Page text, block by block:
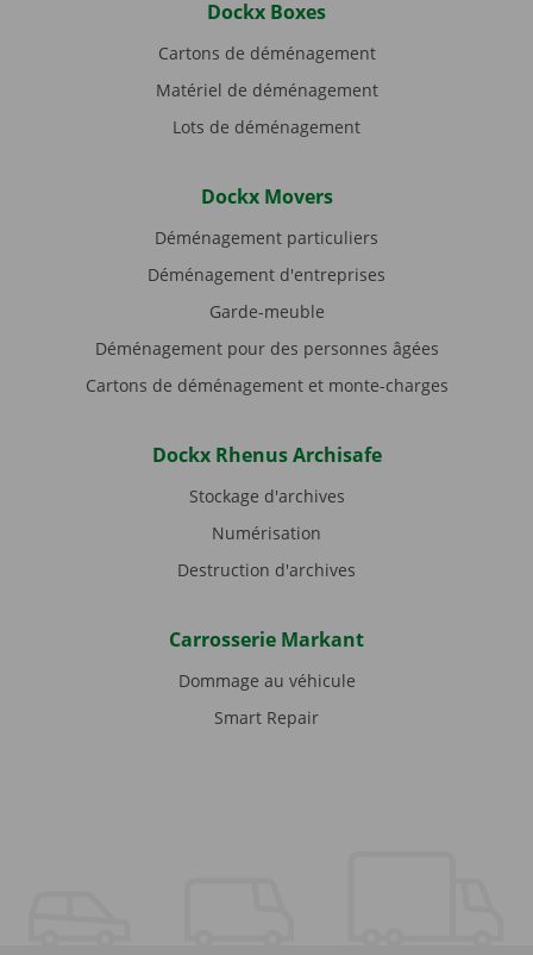
Dockx Boxes
Cartons de déménagement
Matériel de déménagement
Lots de déménagement
Dockx Movers
Déménagement particuliers
Déménagement d'entreprises
Garde-meuble
Déménagement pour des personnes âgées
Cartons de déménagement et monte-charges
Dockx Rhenus Archisafe
Stockage d'archives
Numérisation
Destruction d'archives
Carrosserie Markant
Dommage au véhicule
Smart Repair